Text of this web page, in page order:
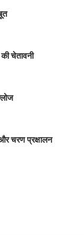
चेतावनी
और चरण प्रक्षालन